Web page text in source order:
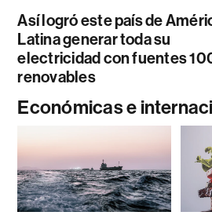
Así logró este país de
Latina generar toda su
electricidad con fuentes
renovables
Económicas e